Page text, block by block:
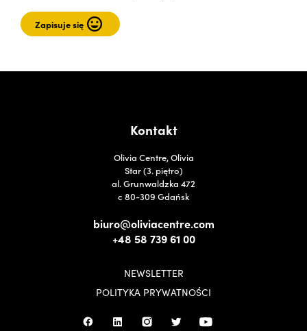
Kontakt
Olivia Centre, Olivia
Star (3. piętro)
al. Grunwaldzka 472
c 80-309 Gdańsk
biuro@oliviacentre.com
+48 58 739 61 00
NEWSLETTER
POLITYKA PRYWATNOŚCI